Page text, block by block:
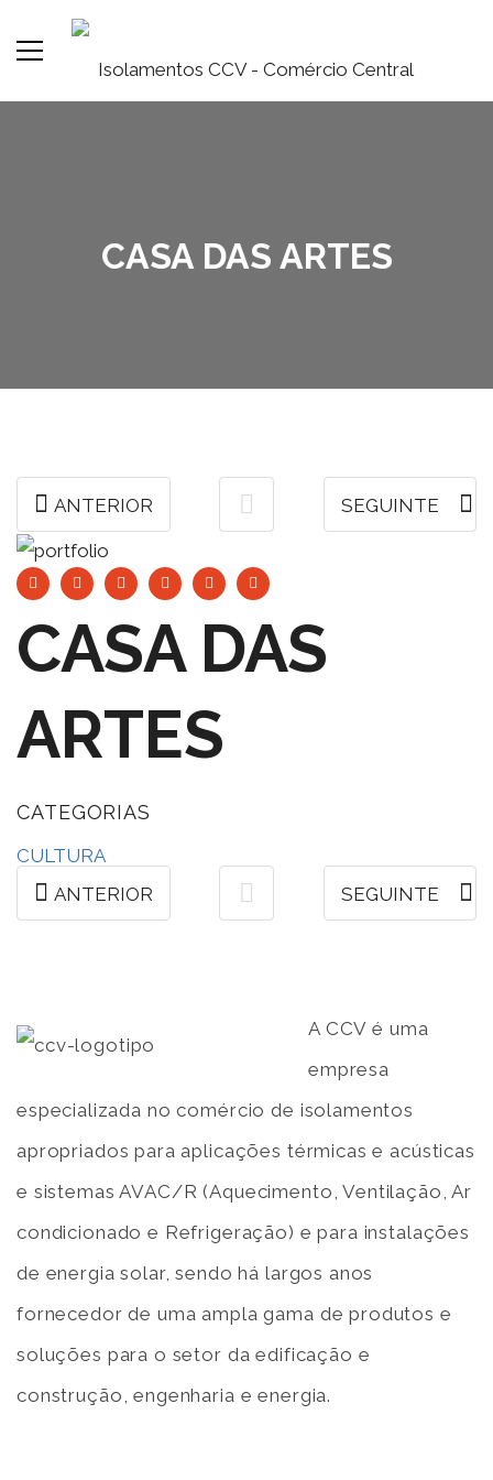
CASA DAS ARTES
ANTERIOR SEGUINTE
CASA DAS
ARTES
CATEGORIAS
CULTURA
ANTERIOR
SEGUINTE
A CCV é uma
empresa
especializada no comércio de isolamentos
apropriados para aplicações térmicas e acústicas
e sistemas AVAC/R (Aquecimento, Ventilação, Ar
condicionado e Refrigeração) e para instalações
de energia solar, sendo há largos anos
fornecedor de uma ampla gama de produtos e
soluções para o setor da edificação e
construção, engenharia e energia.